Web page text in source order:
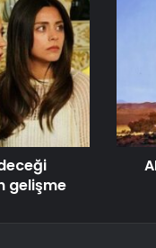
gelişme